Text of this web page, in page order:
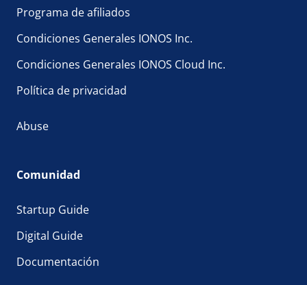
Programa de afiliados
Condiciones Generales IONOS Inc.
Condiciones Generales IONOS Cloud Inc.
Política de privacidad
Abuse
Comunidad
Startup Guide
Digital Guide
Documentación